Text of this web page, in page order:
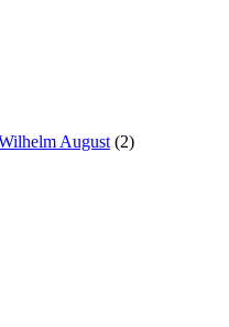
August (2)